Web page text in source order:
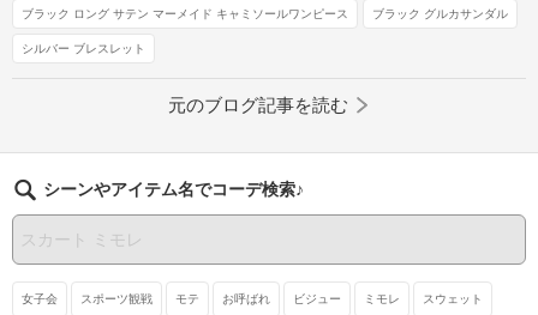
ブラック ロング サテン マーメイド キャミソールワンピース ブラック グルカサンダル
シルバー ブレスレット
元のブログ記事を読む
シーンやアイテム名でコーデ検索♪
女子会 スポーツ観戦 モテ お呼ばれ ビジュー ミモレ スウェット